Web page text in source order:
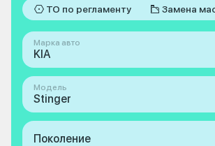
ТО по регламенту Замена
Марка авто
KIA
Модель
Stinger
Поколение